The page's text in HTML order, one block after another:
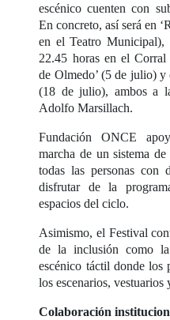
escénico cuenten con
En concreto, así será en
en el Teatro Municipal),
22.45 horas en el
de Olmedo’ (5 de julio) y
(18 de julio), ambos a
Adolfo Marsillach.
Fundación ONCE
marcha de un sistema
todas las personas con
disfrutar de la
espacios del ciclo.
Asimismo, el Festival
de la inclusión como
escénico táctil donde los
los escenarios, vestuarios
Colaboración